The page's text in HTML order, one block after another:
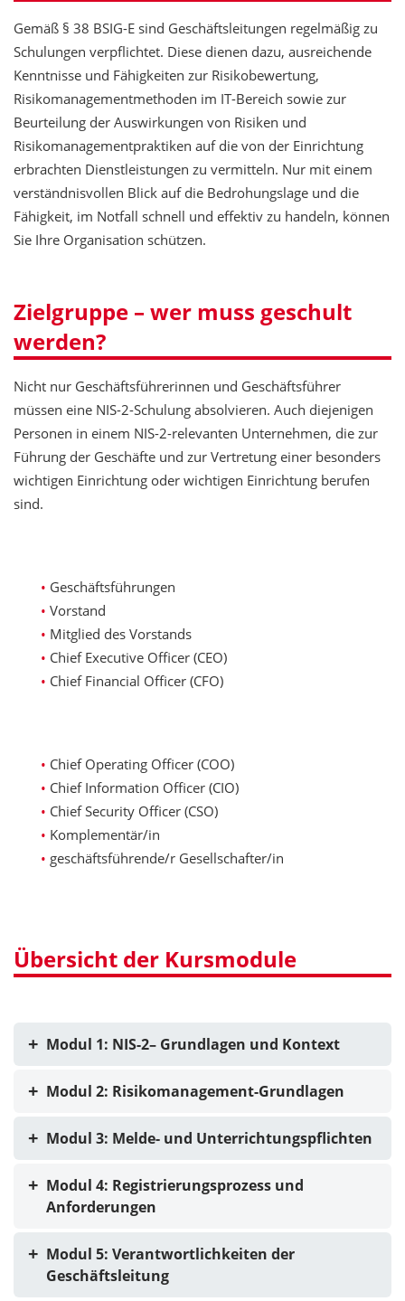
Gemäß § 38 BSIG-E sind Geschäftsleitungen regelmäßig zu
Schulungen verpflichtet. Diese dienen dazu, ausreichende
Kenntnisse und Fähigkeiten zur Risikobewertung,
Risikomanagementmethoden im IT-Bereich sowie zur
Beurteilung der Auswirkungen von Risiken und
Risikomanagementpraktiken auf die von der Einrichtung
erbrachten Dienstleistungen zu vermitteln. Nur mit einem
verständnisvollen Blick auf die Bedrohungslage und die
Fähigkeit, im Notfall schnell und effektiv zu handeln, können
Sie Ihre Organisation schützen.
Zielgruppe – wer muss geschult
werden?
Nicht nur Geschäftsführerinnen und Geschäftsführer
müssen eine NIS-2-Schulung absolvieren. Auch diejenigen
Personen in einem NIS-2-relevanten Unternehmen, die zur
Führung der Geschäfte und zur Vertretung einer besonders
wichtigen Einrichtung oder wichtigen Einrichtung berufen
sind.
Geschäftsführungen
Vorstand
Mitglied des Vorstands
Chief Executive Officer (CEO)
Chief Financial Officer (CFO)
Chief Operating Officer (COO)
Chief Information Officer (CIO)
Chief Security Officer (CSO)
Komplementär/in
geschäftsführende/r Gesellschafter/in
Übersicht der Kursmodule
Modul 1: NIS-2– Grundlagen und Kontext
Modul 2: Risikomanagement-Grundlagen
Modul 3: Melde- und Unterrichtungspflichten
Modul 4: Registrierungsprozess und
Anforderungen
Modul 5: Verantwortlichkeiten der
Geschäftsleitung